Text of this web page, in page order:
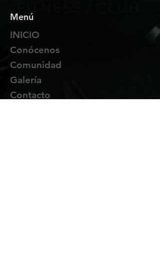
Menú
INICIO
Conócenos
Comunidad
Galería
Contacto